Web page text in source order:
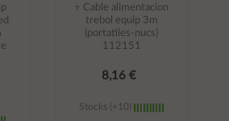
÷ Cable alimentacion
trebol equip 3m
(portatiles-nucs)
112151
8,16 €
Stocks (+10)